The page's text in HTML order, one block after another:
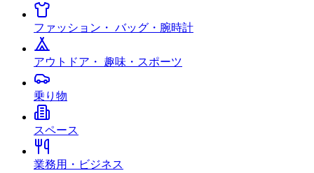
ファッション・ バッグ・腕時計
アウトドア・ 趣味・スポーツ
乗り物
スペース
業務用・ビジネス